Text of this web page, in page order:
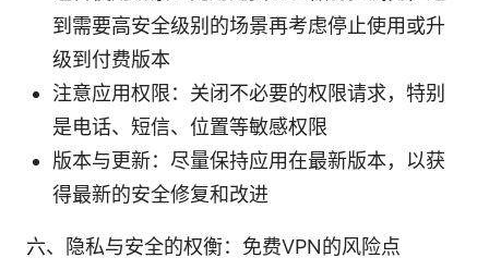
到需要高安全级别的场景再考虑停止使用或升
级到付费版本
注意应用权限：关闭不必要的权限请求，特别
是电话、短信、位置等敏感权限
版本与更新：尽量保持应用在最新版本，以获
得最新的安全修复和改进
六、隐私与安全的权衡：免费VPN的风险点